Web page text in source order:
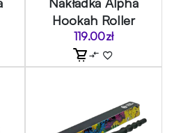
Hookah Roller
119.00zł